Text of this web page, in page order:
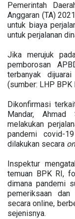
Pemerintah
Anggaran (TA)
untuk biaya
untuk perjalanan
Jika merujuk
pemborosan
terbanyak
(sumber: LHP BPK
Dikonfirmasi
Mandar, Ahmad
melakukan
pandemi covid-
dilakukan secara
Inspektur
temuan BPK RI,
dimana pandemi
pemeriksaan
secara online,
sejenisnya.